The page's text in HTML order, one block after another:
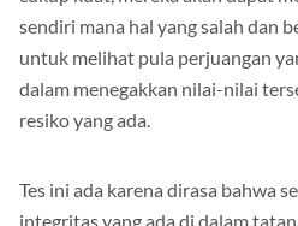
cukup kuat, mereka akan dapat
sendiri mana hal yang salah dan
untuk melihat pula perjuangan
dalam menegakkan nilai-nilai
Tes ini ada karena dirasa bahwa